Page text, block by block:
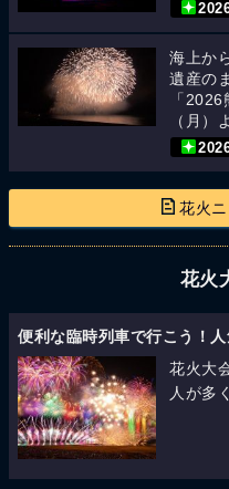
海上か
遺産の
「
（月）
花火
花火
便利な臨時列車で行こう！
花火大
人が多